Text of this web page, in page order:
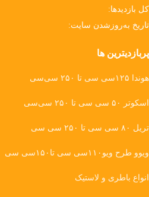
کل بازدیدها:
تاریخ به‌روزشدن سایت:
پربازدیترین ها
هوندا ۱۲۵سی سی تا ۲۵۰ سی‌سی
اسکوتر ۵۰ سی سی تا ۲۵۰ سی‌سی
تریل ۸۰ سی سی تا ۲۵۰ سی سی
ویوو طرح ویو۱۱۰سی سی تا۱۵۰سی سی
انواع باطری و لاستیک